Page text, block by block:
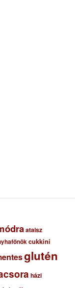
ataisz
cukkini
glutén
házi